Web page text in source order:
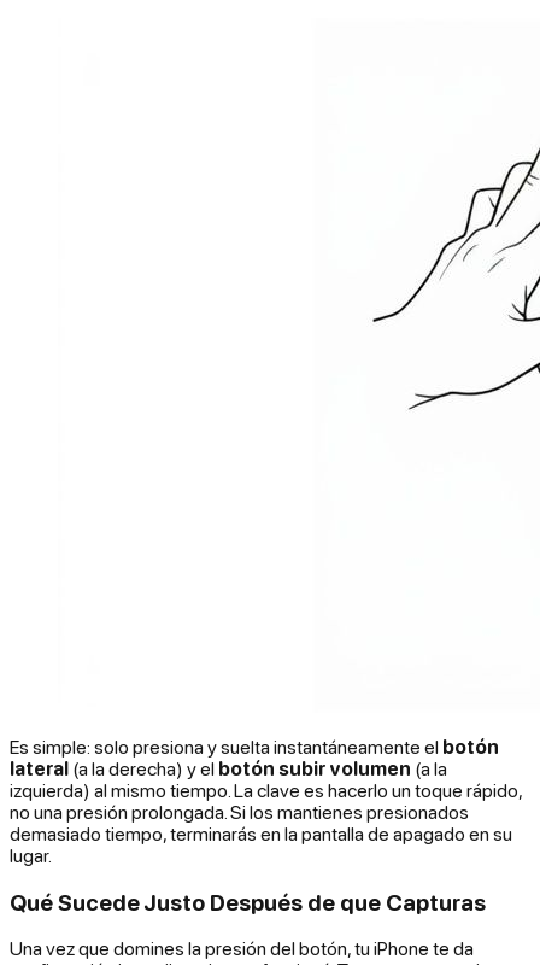
Es simple: solo presiona y suelta instantáneamente el botón
lateral (a la derecha) y el botón subir volumen (a la
izquierda) al mismo tiempo. La clave es hacerlo un toque rápido,
no una presión prolongada. Si los mantienes presionados
demasiado tiempo, terminarás en la pantalla de apagado en su
lugar.
Qué Sucede Justo Después de que Capturas
Una vez que domines la presión del botón, tu iPhone te da